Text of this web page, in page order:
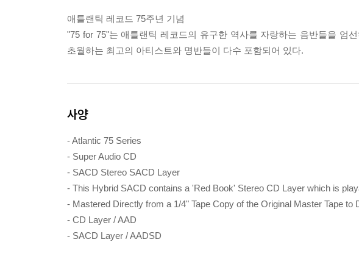
애틀랜틱 레코드 75주년 기념
"75 for 75"는 애틀랜틱 레코드의 유구한 역사를 자랑하는 음반들을 엄
초월하는 최고의 아티스트와 명반들이 다수 포함되어 있다.
사양
- Atlantic 75 Series
- Super Audio CD
- SACD Stereo SACD Layer
- This Hybrid SACD contains a 'Red Book' Stereo CD Layer which is
- Mastered Directly from a 1/4" Tape Copy of the Original Master Tape
- CD Layer / AAD
- SACD Layer / AADSD